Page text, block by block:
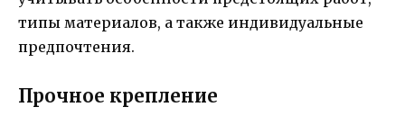
типы материалов, а также индивидуальные
предпочтения.
Прочное крепление